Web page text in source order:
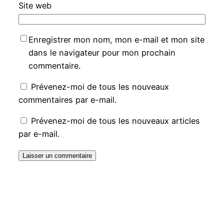
Site web
Enregistrer mon nom, mon e-mail et mon site
dans le navigateur pour mon prochain
commentaire.
Prévenez-moi de tous les nouveaux
commentaires par e-mail.
Prévenez-moi de tous les nouveaux articles
par e-mail.